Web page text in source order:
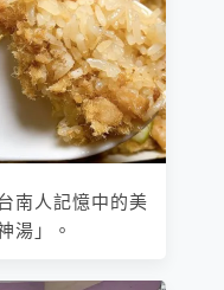
南人記憶中的美
湯」。